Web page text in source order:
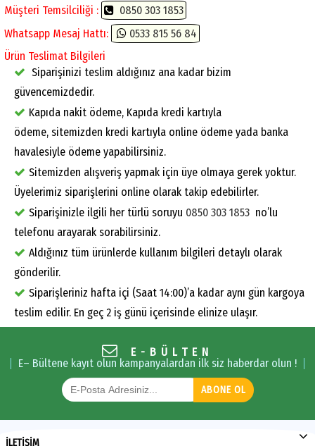
Müşteri Temsilciliği :
0850 303 1853
Whatsapp Mesaj Hattı:
0533 815 56 84
Ürün Teslimat Bilgileri
Siparişinizi teslim aldığınız ana kadar bizim
güvencemizdedir.
Kapıda nakit ödeme, Kapıda kredi kartıyla
ödeme, sitemizden kredi kartıyla online ödeme yada banka
havalesiyle ödeme yapabilirsiniz.
Sitemizden alışveriş yapmak için üye olmaya gerek yoktur.
Üyelerimiz siparişlerini online olarak takip edebilirler.
Siparişinizle ilgili her türlü soruyu 0850 303 1853 no’lu
telefonu arayarak sorabilirsiniz.
Aldığınız tüm ürünlerde kullanım bilgileri detaylı olarak
gönderilir.
Siparişleriniz hafta içi (Saat 14:00)’a kadar aynı gün kargoya
teslim edilir. En geç 2 iş günü içerisinde elinize ulaşır.
E-BÜLTEN
E– Bültene kayıt olun kampanyalardan ilk siz haberdar olun !
ABONE OL
İLETİŞİM